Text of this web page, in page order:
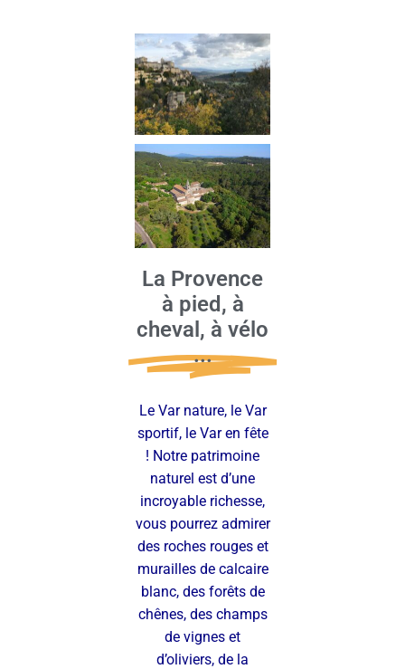
La Provence
à pied, à
cheval, à vélo
...
Le Var nature, le Var
sportif, le Var en fête
! Notre patrimoine
naturel est d’une
incroyable richesse,
vous pourrez admirer
des roches rouges et
murailles de calcaire
blanc, des forêts de
chênes, des champs
de vignes et
d’oliviers, de la